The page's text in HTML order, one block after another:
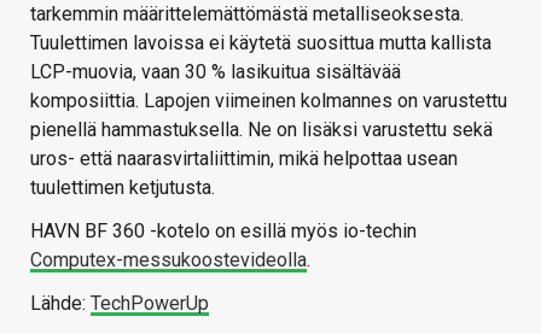
tarkemmin määrittelemättömästä metalliseoksesta.
Tuulettimen lavoissa ei käytetä suosittua mutta kallista
LCP-muovia, vaan 30 % lasikuitua sisältävää
komposiittia. Lapojen viimeinen kolmannes on varustettu
pienellä hammastuksella. Ne on lisäksi varustettu sekä
uros- että naarasvirtaliittimin, mikä helpottaa usean
tuulettimen ketjutusta.
HAVN BF 360 -kotelo on esillä myös io-techin
Computex-messukoostevideolla.
Lähde: TechPowerUp